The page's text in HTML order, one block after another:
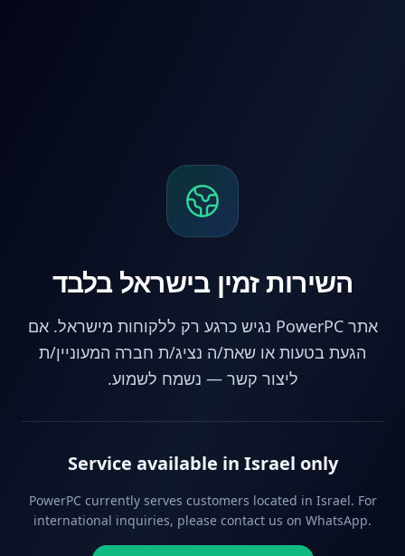
השירות זמין בישראל בלבד
אתר PowerPC נגיש כרגע רק ללקוחות מישראל. אם
הגעת בטעות או שאת/ה נציג/ת חברה המעוניין/ת
ליצור קשר — נשמח לשמוע.
Service available in Israel only
PowerPC currently serves customers located in Israel. For
international inquiries, please contact us on WhatsApp.